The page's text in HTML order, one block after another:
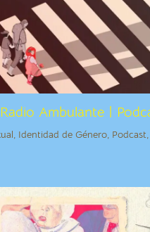
Ambulante |
, Identidad de Género, Podcast,